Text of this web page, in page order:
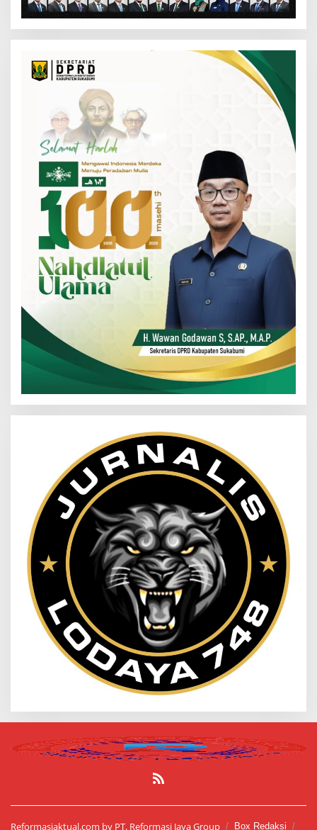
Reformasiaktual.com by PT. Reformasi Jaya Group Box Redaksi